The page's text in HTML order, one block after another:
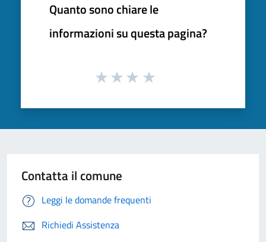
Quanto sono chiare le
informazioni su questa pagina?
Contatta il comune
Leggi le domande frequenti
Richiedi Assistenza